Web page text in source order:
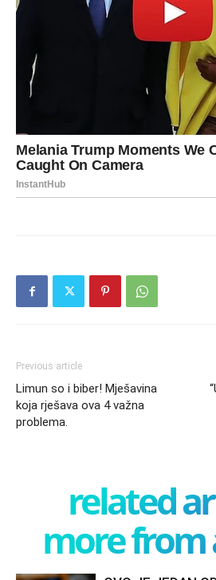
Previous article
Limun so i biber! Mješavina
koja rješava ova 4 važna
problema.
related
more